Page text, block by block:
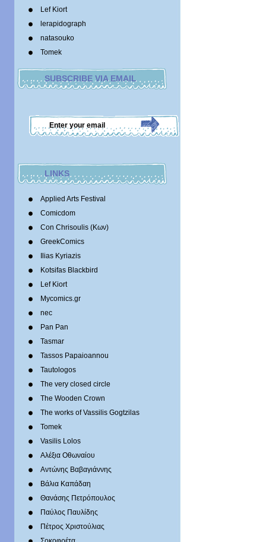
Lef Kiort
lerapidograph
natasouko
Tomek
SUBSCRIBE VIA EMAIL
LINKS
Applied Arts Festival
Comicdom
Con Chrisoulis (Κων)
GreekComics
Ilias Kyriazis
Kotsifas Blackbird
Lef Kiort
Mycomics.gr
nec
Pan Pan
Tasmar
Tassos Papaioannou
Tautologos
The very closed circle
The Wooden Crown
The works of Vassilis Gogtzilas
Tomek
Vasilis Lolos
Αλέξια Οθωναίου
Αντώνης Βαβαγιάννης
Βάλια Καπάδαη
Θανάσης Πετρόπουλος
Παύλος Παυλίδης
Πέτρος Χριστούλιας